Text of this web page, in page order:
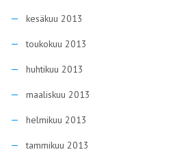
kesäkuu 2013
toukokuu 2013
huhtikuu 2013
maaliskuu 2013
helmikuu 2013
tammikuu 2013